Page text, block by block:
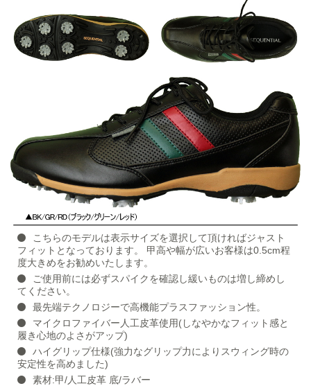
こちらのモデルは表示サイズを選択して頂ければジャスト
フィットとなっております。 甲高や幅が広いお客様は0.5cm程
度大きめをお勧めいたします。
ご使用前には必ずスパイクを確認し緩いものは増し締めし
てください。
最先端テクノロジーで高機能プラスファッション性。
マイクロファイバー人工皮革使用(しなやかなフィット感と
履き心地のよさがアップ)
ハイグリップ仕様(強力なグリップ力によりスウィング時の
安定性を高めました)
素材:甲/人工皮革 底/ラバー